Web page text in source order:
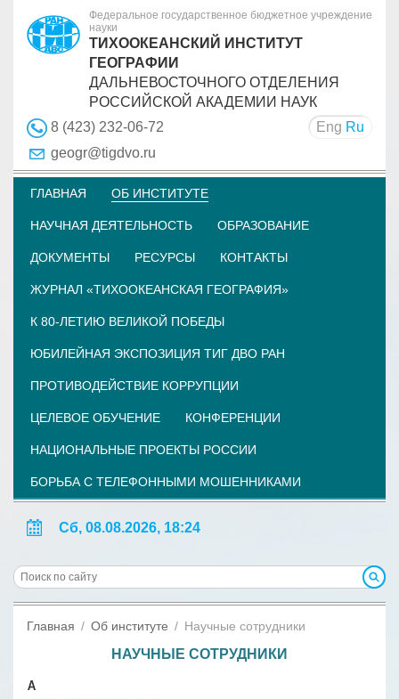
Федеральное государственное бюджетное учреждение
науки
ТИХООКЕАНСКИЙ ИНСТИТУТ
ГЕОГРАФИИ
ДАЛЬНЕВОСТОЧНОГО ОТДЕЛЕНИЯ
РОССИЙСКОЙ АКАДЕМИИ НАУК
8 (423) 232-06-72
Eng Ru
geogr@tigdvo.ru
ГЛАВНАЯ ОБ ИНСТИТУТЕ
НАУЧНАЯ ДЕЯТЕЛЬНОСТЬ ОБРАЗОВАНИЕ
ДОКУМЕНТЫ РЕСУРСЫ КОНТАКТЫ
ЖУРНАЛ «ТИХООКЕАНСКАЯ ГЕОГРАФИЯ»
К 80-ЛЕТИЮ ВЕЛИКОЙ ПОБЕДЫ
ЮБИЛЕЙНАЯ ЭКСПОЗИЦИЯ ТИГ ДВО РАН
ПРОТИВОДЕЙСТВИЕ КОРРУПЦИИ
ЦЕЛЕВОЕ ОБУЧЕНИЕ КОНФЕРЕНЦИИ
НАЦИОНАЛЬНЫЕ ПРОЕКТЫ РОССИИ
БОРЬБА С ТЕЛЕФОННЫМИ МОШЕННИКАМИ
Сб, 08.08.2026, 18:24
Главная Об институте Научные сотрудники
НАУЧНЫЕ СОТРУДНИКИ
А